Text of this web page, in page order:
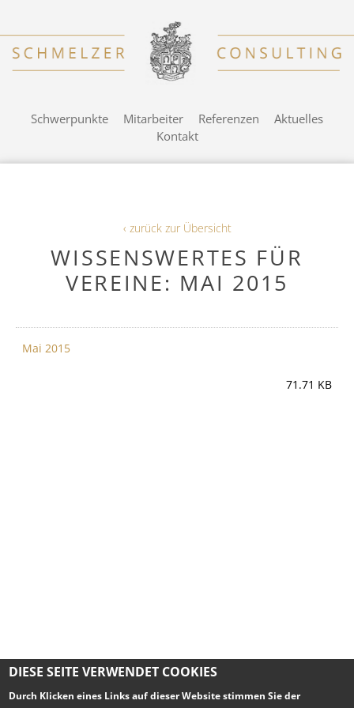
Schwerpunkte Mitarbeiter Referenzen
Aktuelles
Kontakt
‹ zurück zur Übersicht
WISSENSWERTES FÜR
VEREINE: MAI 2015
Mai 2015
71.71 KB
DIESE SEITE VERWENDET COOKIES
Durch Klicken eines Links auf dieser Website stimmen Sie der